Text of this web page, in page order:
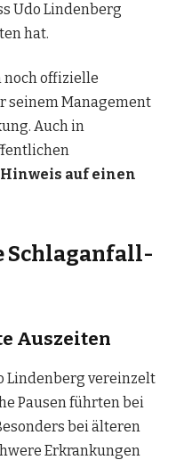
Udo Lindenberg
hat.
noch offizielle
seinem Management
Auch in
auf einen
Schlaganfall-
Auszeiten
Lindenberg vereinzelt
Pausen führten bei
bei älteren
Erkrankungen